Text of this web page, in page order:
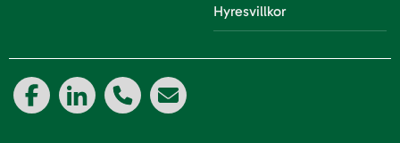
Hyresvillkor